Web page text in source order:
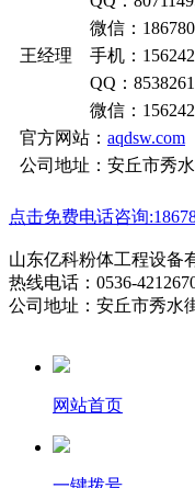
微信：
王经理 手机：
QQ：
微信：
官方网站： aqdsw.com
公司地址：安丘市秀
点击免费电话咨询
山东亿科粉体工程设
热线电话：0536-
公司地址：安丘市秀水
网站首页